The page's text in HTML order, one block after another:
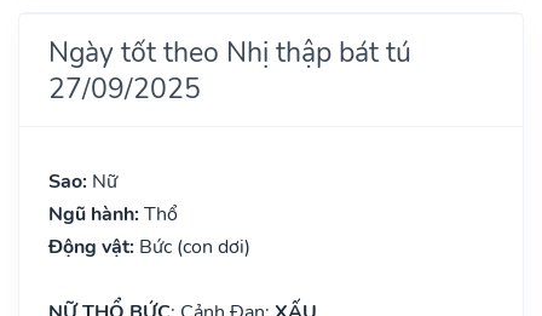
Ngày tốt theo Nhị thập bát tú
27/09/2025
Sao: Nữ
Ngũ hành: Thổ
Động vật: Bức (con dơi)